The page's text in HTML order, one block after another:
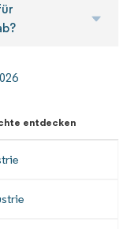
entdecken